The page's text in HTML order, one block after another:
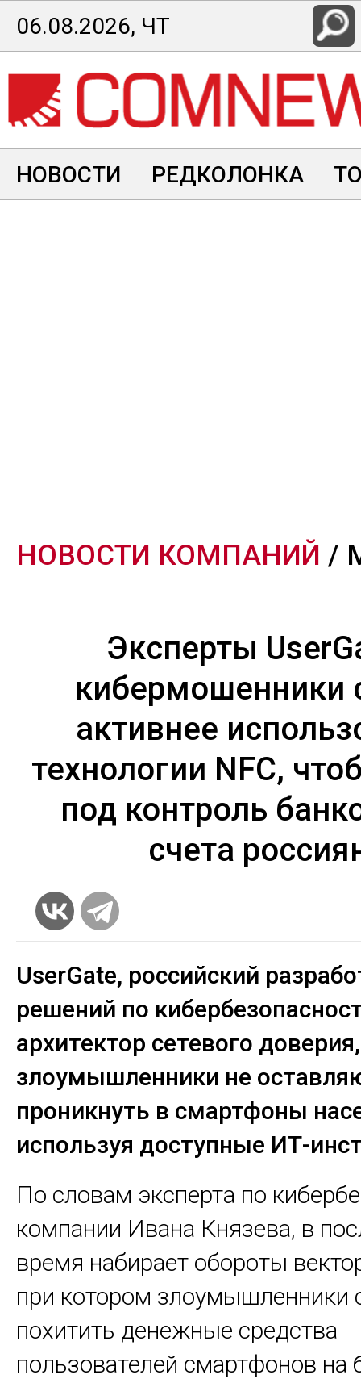
Перейти
к
основному
содержанию
06.08.2026, ЧТ
НОВОСТИ РЕДКОЛОНКА
НОВОСТИ КОМПАНИЙ /
Эксперты
кибермошенники
активнее
технологии NFC,
под контроль
счета
UserGate, российский
решений по
архитектор сетевого
злоумышленники не
проникнуть в смартфоны
используя доступные ИТ-
По словам эксперта по
компании Ивана Князева, в
время набирает обороты
при котором злоумышленники
похитить денежные средства
пользователей смартфонов на